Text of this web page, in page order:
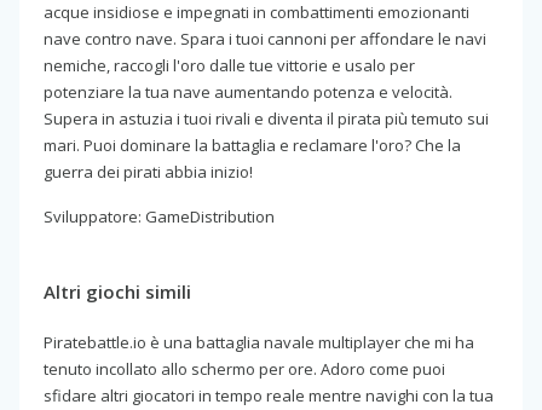
acque insidiose e impegnati in combattimenti emozionanti
nave contro nave. Spara i tuoi cannoni per affondare le navi
nemiche, raccogli l'oro dalle tue vittorie e usalo per
potenziare la tua nave aumentando potenza e velocità.
Supera in astuzia i tuoi rivali e diventa il pirata più temuto sui
mari. Puoi dominare la battaglia e reclamare l'oro? Che la
guerra dei pirati abbia inizio!
Sviluppatore: GameDistribution
Altri giochi simili
Piratebattle.io è una battaglia navale multiplayer che mi ha
tenuto incollato allo schermo per ore. Adoro come puoi
sfidare altri giocatori in tempo reale mentre navighi con la tua